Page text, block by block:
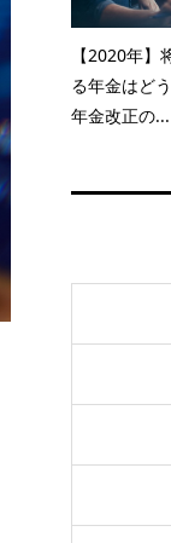
【2020年】
る年金はど
年金改正の...